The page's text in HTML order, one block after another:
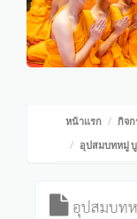
หน้าแรก กิจก
อุปสมบทหมู่
อุปสมบทห